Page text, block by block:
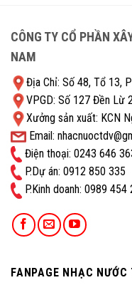
CÔNG TY CỔ PHẦN
NAM
Địa Chỉ: Số 48, Tổ 13,
VPGD: Số 127 Đền Lừ
Xưởng sản xuất: KCN
Email:
Điện thoại: 0243 646
P.Dự án: 0912 850 335
P.Kinh doanh: ‭0989
FANPAGE NHẠC NƯỚC